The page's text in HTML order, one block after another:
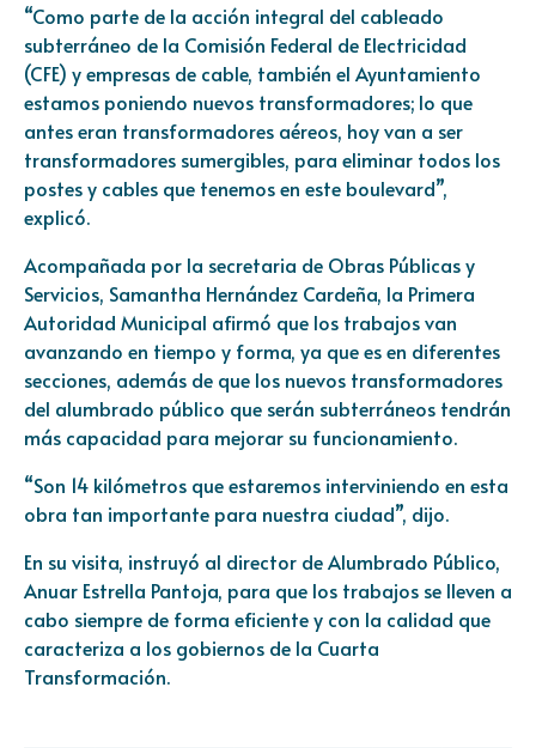
“Como parte de la acción integral del cableado
subterráneo de la Comisión Federal de Electricidad
(CFE) y empresas de cable, también el Ayuntamiento
estamos poniendo nuevos transformadores; lo que
antes eran transformadores aéreos, hoy van a ser
transformadores sumergibles, para eliminar todos los
postes y cables que tenemos en este boulevard”,
explicó.
Acompañada por la secretaria de Obras Públicas y
Servicios, Samantha Hernández Cardeña, la Primera
Autoridad Municipal afirmó que los trabajos van
avanzando en tiempo y forma, ya que es en diferentes
secciones, además de que los nuevos transformadores
del alumbrado público que serán subterráneos tendrán
más capacidad para mejorar su funcionamiento.
“Son 14 kilómetros que estaremos interviniendo en esta
obra tan importante para nuestra ciudad”, dijo.
En su visita, instruyó al director de Alumbrado Público,
Anuar Estrella Pantoja, para que los trabajos se lleven a
cabo siempre de forma eficiente y con la calidad que
caracteriza a los gobiernos de la Cuarta
Transformación.